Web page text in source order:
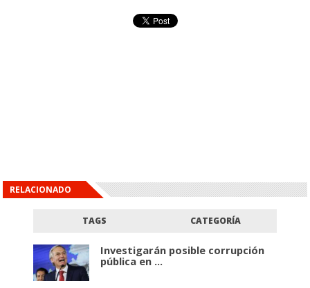
RELACIONADO
TAGS CATEGORÍA
Investigarán posible corrupción
pública en ...